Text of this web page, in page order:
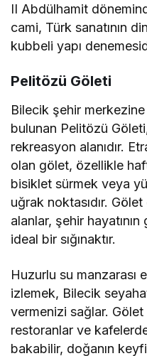
II Abdülhamit
cami, Türk sanatının
kubbeli yapı
Pelitözü Göleti
Bilecik şehir
bulunan Pelitözü
rekreasyon alanıdır.
olan gölet, özellikle
bisiklet sürmek veya
uğrak noktasıdır.
alanlar, şehir
ideal bir sığınaktır.
Huzurlu su manzarası
izlemek, Bilecik
vermenizi sağlar.
restoranlar ve
bakabilir, doğanın